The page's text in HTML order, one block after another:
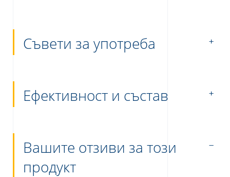
Съвети за употреба
Ефективност и състав
Вашите отзиви за този
продукт